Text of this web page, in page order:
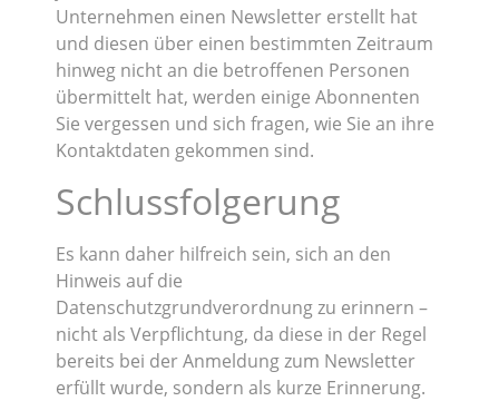
Unternehmen einen Newsletter erstellt hat
und diesen über einen bestimmten Zeitraum
hinweg nicht an die betroffenen Personen
übermittelt hat, werden einige Abonnenten
Sie vergessen und sich fragen, wie Sie an ihre
Kontaktdaten gekommen sind.
Schlussfolgerung
Es kann daher hilfreich sein, sich an den
Hinweis auf die
Datenschutzgrundverordnung zu erinnern –
nicht als Verpflichtung, da diese in der Regel
bereits bei der Anmeldung zum Newsletter
erfüllt wurde, sondern als kurze Erinnerung.